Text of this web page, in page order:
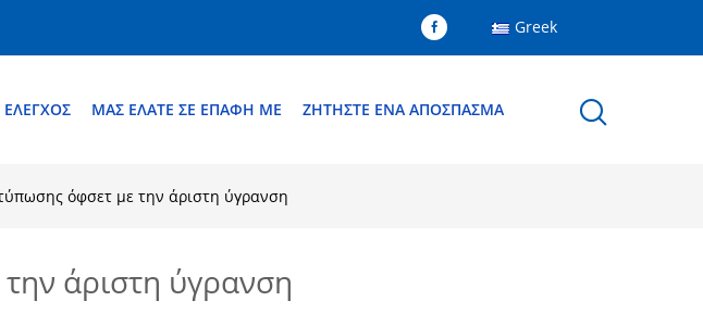
Greek
ΈΛΕΓΧΟΣ ΜΑΣ ΕΛΆΤΕ ΣΕ ΕΠΑΦΉ ΜΕ ΖΗΤΉΣΤΕ ΈΝΑ ΑΠΌΣΠΑΣΜΑ
όφσετ με την άριστη ύγρανση
άριστη ύγρανση